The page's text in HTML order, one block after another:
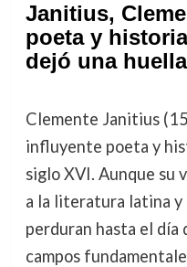
Janitius,
poeta y
dejó una
Clemente Janitius
influyente poeta y
siglo XVI. Aunque su
a la literatura latina y
perduran hasta el día
campos